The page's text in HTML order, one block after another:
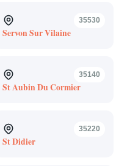
35530
Servon Sur Vilaine
35140
St Aubin Du Cormier
35220
St Didier